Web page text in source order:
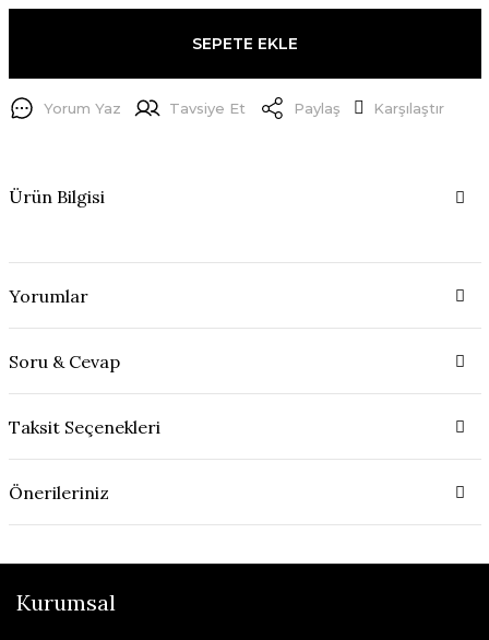
SEPETE EKLE
Yorum Yaz Tavsiye Et Paylaş Karşılaştır
Ürün Bilgisi
Yorumlar
Soru & Cevap
Taksit Seçenekleri
Önerileriniz
Kurumsal